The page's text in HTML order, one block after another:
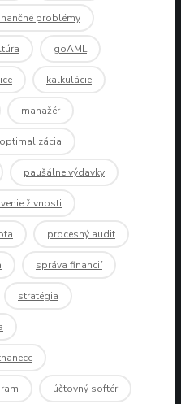
problémy
goAML
kalkulácie
manažér
optimalizácia
paušálne výdavky
živnosti
procesný audit
správa financií
stratégia
účtovný softér